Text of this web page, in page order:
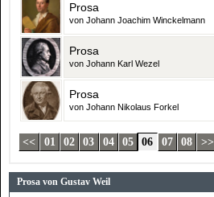
Prosa
von Johann Joachim Winckelmann
Prosa
von Johann Karl Wezel
Prosa
von Johann Nikolaus Forkel
<< 01 02 03 04 05 06 07 08 >>
Prosa von Gustav Weil